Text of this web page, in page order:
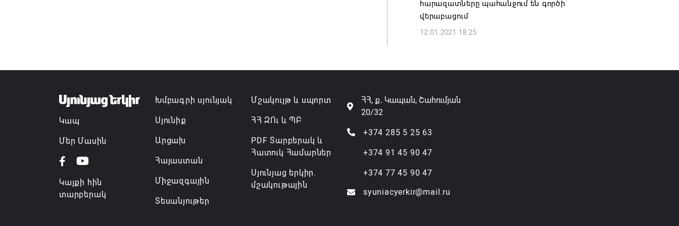
07.08.2026 12:50
հարազատները պահանջում են գործի
վերաբացում
12.01.2021 18:25
Կապ
Մեր Մասին
Կայքի հին
տարբերակ
Խմբագրի սյունյակ
Սյունիք
Արցախ
Հայաստան
Միջազգային
Տեսանյութեր
Մշակույթ և սպորտ
ՀՀ ԶՈւ և ՊԲ
PDF Տարբերակ և
Հատուկ Համարներ
Սյունյաց երկիր.
մշակութային
ՀՀ, ք․ Կապան, Շահումյան
20/32
+374 285 5 25 63
+374 91 45 90 47
+374 77 45 90 47
syuniacyerkir@mail.ru